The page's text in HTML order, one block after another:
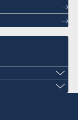
Cusco
Lima